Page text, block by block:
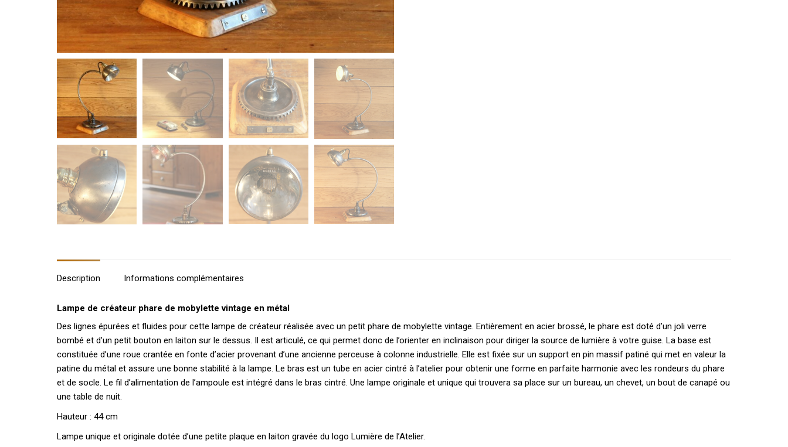
Description Informations complémentaires
Lampe de créateur phare de mobylette vintage en métal
Des lignes épurées et fluides pour cette lampe de créateur réalisée avec un petit phare de mobylette vintage. Entièrement en acier brossé, le phare est doté d’un joli verre
bombé et d’un petit bouton en laiton sur le dessus. Il est articulé, ce qui permet donc de l’orienter en inclinaison pour diriger la source de lumière à votre guise. La base est
constituée d’une roue crantée en fonte d’acier provenant d’une ancienne perceuse à colonne industrielle. Elle est fixée sur un support en pin massif patiné qui met en valeur la
patine du métal et assure une bonne stabilité à la lampe. Le bras est un tube en acier cintré à l’atelier pour obtenir une forme en parfaite harmonie avec les rondeurs du phare
et de socle. Le fil d’alimentation de l’ampoule est intégré dans le bras cintré. Une lampe originale et unique qui trouvera sa place sur un bureau, un chevet, un bout de canapé ou
une table de nuit.
Hauteur : 44 cm
Lampe unique et originale dotée d’une petite plaque en laiton gravée du logo Lumière de l’Atelier.